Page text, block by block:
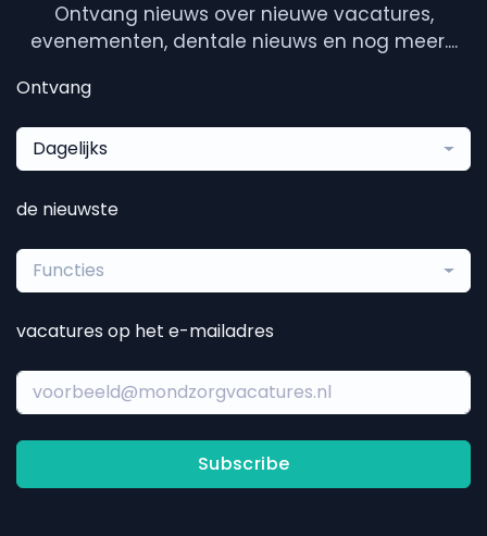
Ontvang nieuws over nieuwe vacatures,
evenementen, dentale nieuws en nog meer....
Ontvang
Dagelijks
de nieuwste
Functies
vacatures op het e-mailadres
Subscribe